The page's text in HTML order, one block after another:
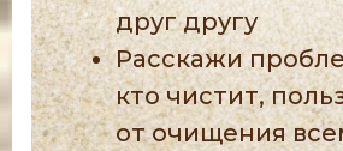
друг другу
Расскажи
кто чистит,
от очищения